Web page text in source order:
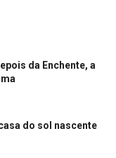
da Enchente, a
do sol nascente